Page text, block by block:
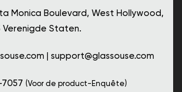
Monica Boulevard, West Hollywood,
Verenigde Staten.
| support@glassouse.com
(Voor de product-Enquête)